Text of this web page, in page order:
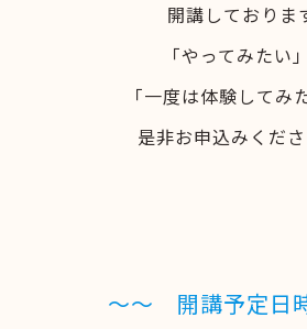
開講しておりま
「やってみたい
「一度は体験してみ
是非お申込みくだ
～～ 開講予定日